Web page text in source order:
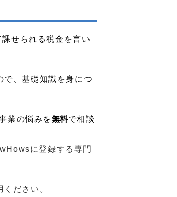
せられる税金を言い
で、基礎知識を身につ
業の悩みを無料で相談
に登録する専門
ださい。